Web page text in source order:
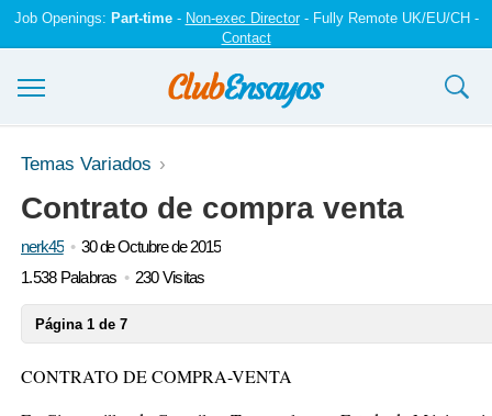
Job Openings: Part-time- Non-exec Director- Fully Remote UK/EU/CH -
Contact
Ensayos y trabajos
Registrarse
Iniciar sesión
Temas Variados
Contrato de compra venta
nerk45
30 de Octubre de 2015
1.538 Palabras
230 Visitas
Página 1 de 7
CONTRATO DE COMPRA-VENTA